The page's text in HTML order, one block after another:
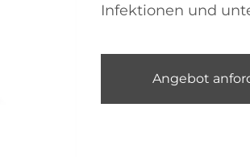
Infektionen und
Angebot